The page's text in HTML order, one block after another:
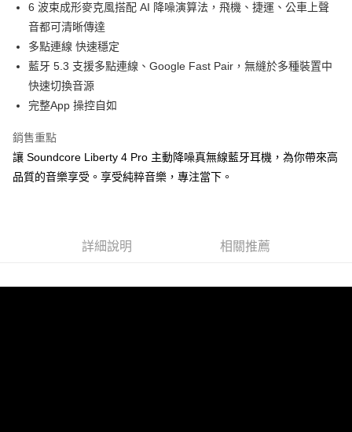
6 波束成形麥克風搭配 AI 降噪演算法，飛機、捷運、公車上聲
音都可清晰傳達
多點連線 快速穩定
藍牙 5.3 支援多點連線、Google Fast Pair，無縫於多種裝置中
快速切換音源
完整App 操控自如
銷售重點
讓 Soundcore Liberty 4 Pro 主動降噪真無線藍牙耳機，為你帶來高
品質的音樂享受。享受純粹音樂，專注當下。
詳細說明 相關推薦